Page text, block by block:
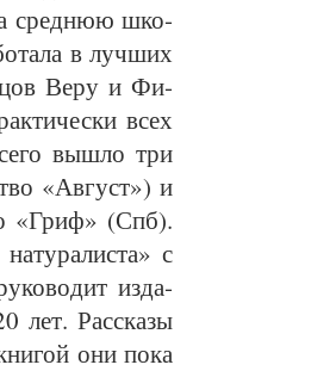
сред­нюю шко­
в луч­ших
Ве­ру и Фи­
всех
вы­шло три
«Ав­густ») и
«Гриф» (Спб).
с
из­да­
лет. Рас­ска­зы
они по­ка